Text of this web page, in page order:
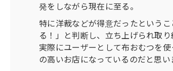
発をしながら現在に至る。
特に洋裁などが得意だったという
る！」と判断し、立ち上げられ取り
実際にユーザーとして布おむつを
の高いお店になっているのだと思い